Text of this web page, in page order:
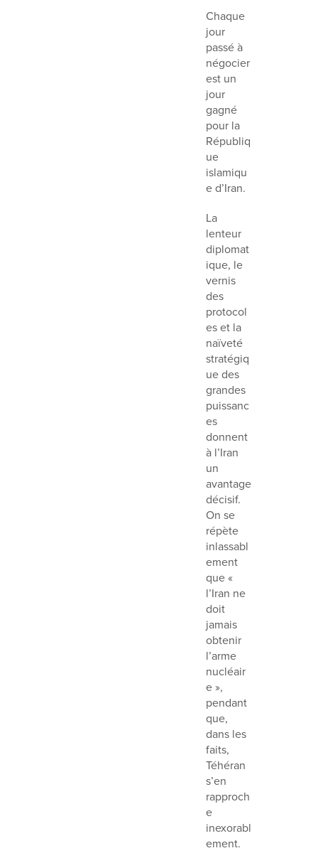
Chaque
jour
passé à
négocier
est un
jour
gagné
pour la
Républiq
ue
islamiqu
e d’Iran.
La
lenteur
diplomat
ique, le
vernis
des
protocol
es et la
naïveté
stratégiq
ue des
grandes
puissanc
es
donnent
à l’Iran
un
avantage
décisif.
On se
répète
inlassabl
ement
que «
l’Iran ne
doit
jamais
obtenir
l’arme
nucléair
e »,
pendant
que,
dans les
faits,
Téhéran
s’en
rapproch
e
inexorabl
ement.